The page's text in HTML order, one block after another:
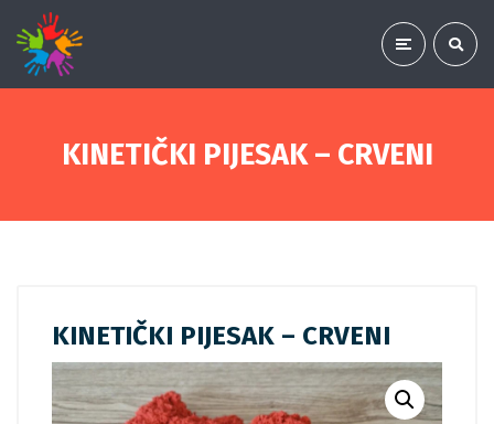
KINETIČKI PIJESAK – CRVENI
KINETIČKI PIJESAK – CRVENI